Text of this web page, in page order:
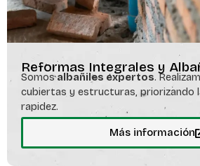
Reformas Integrales y
Somosalbañiles expertos.
cubiertas y estructuras, priorizando
rapidez.
Más información